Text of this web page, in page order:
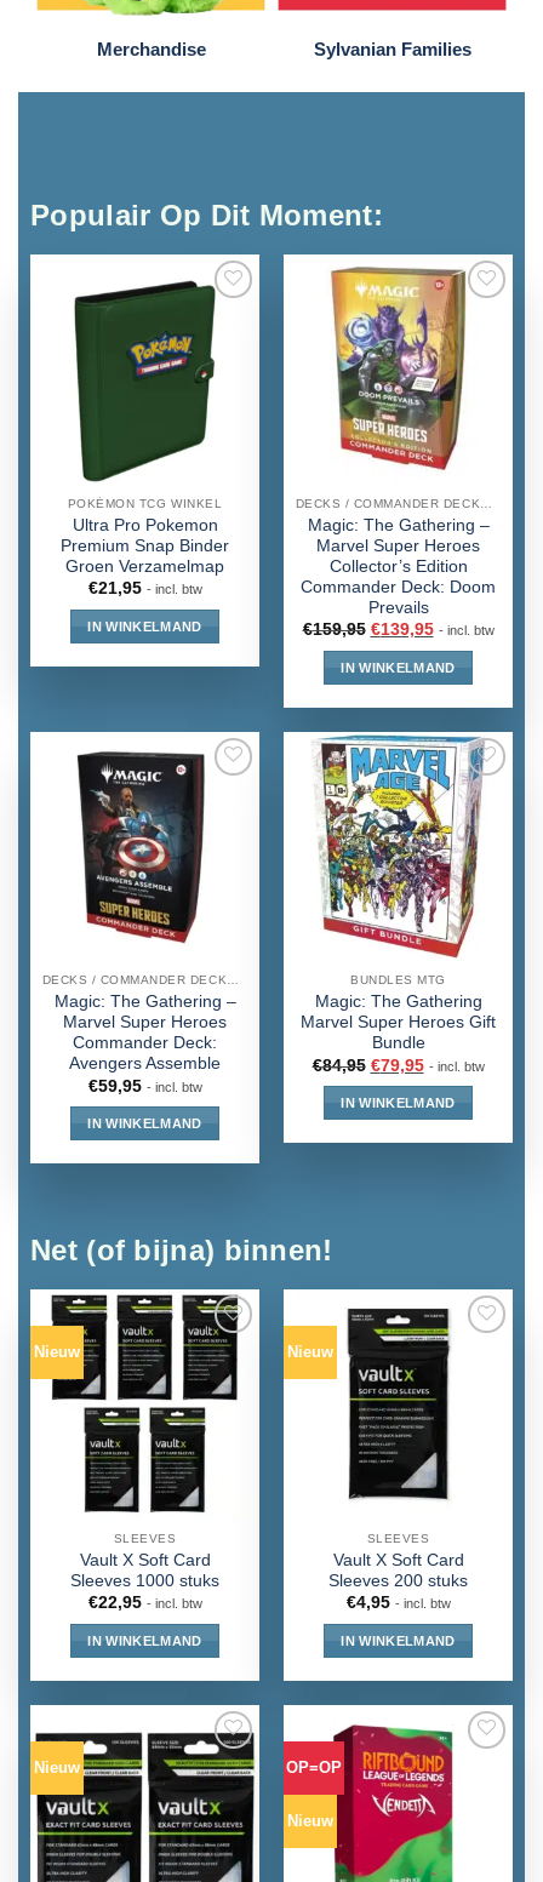
Merchandise Sylvanian Families
Populair Op Dit Moment:
POKÉMON TCG WINKEL
Ultra Pro Pokemon
Premium Snap Binder
Groen Verzamelmap
€21,95 - incl. btw
IN WINKELMAND
Magic: The Gathering –
Marvel Super Heroes
Collector’s Edition
Commander Deck: Doom
Prevails
€159,95 €139,95 - incl. btw
IN WINKELMAND
DECKS / COMMANDER DECKS MTG
Magic: The Gathering –
Marvel Super Heroes
Commander Deck:
Avengers Assemble
€59,95 - incl. btw
IN WINKELMAND
BUNDLES MTG
Magic: The Gathering
Marvel Super Heroes Gift
Bundle
€84,95 €79,95 - incl. btw
IN WINKELMAND
Net (of bijna) binnen!
Nieuw
SLEEVES
Vault X Soft Card
Sleeves 1000 stuks
€22,95 - incl. btw
IN WINKELMAND
Nieuw
SLEEVES
Vault X Soft Card
Sleeves 200 stuks
€4,95 - incl. btw
IN WINKELMAND
Nieuw OP=OP
Nieuw